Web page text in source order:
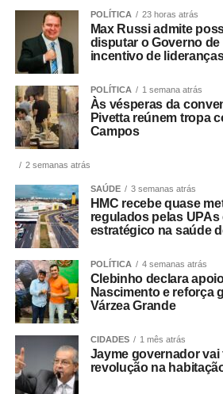
POLÍTICA 23 horas atrás
Max Russi admite
disputar o Governo
incentivo de
POLÍTICA 1 semana atrás
Às vésperas da
Pivetta reúnem tropa
Campos
2 semanas atrás
SAÚDE 3 semanas atrás
HMC recebe quase
regulados pelas UPAs
estratégico na saúde
POLÍTICA 4 semanas atrás
Clebinho declara
Nascimento e reforça
Várzea Grande
CIDADES 1 mês atrás
Jayme governador vai
revolução na